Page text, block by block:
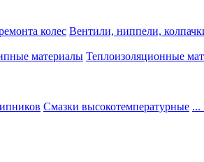
колес Вентили, ниппели,
материалы Теплоизоляционные
Смазки высокотемпературные ...